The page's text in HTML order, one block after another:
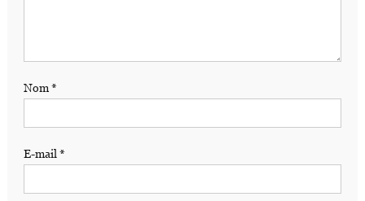
Nom*
E-mail*